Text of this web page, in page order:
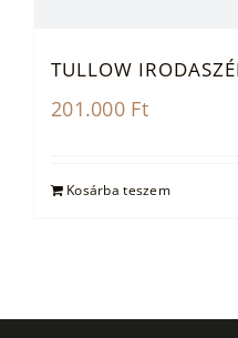
TULLOW
201.000 Ft
Kosárba teszem